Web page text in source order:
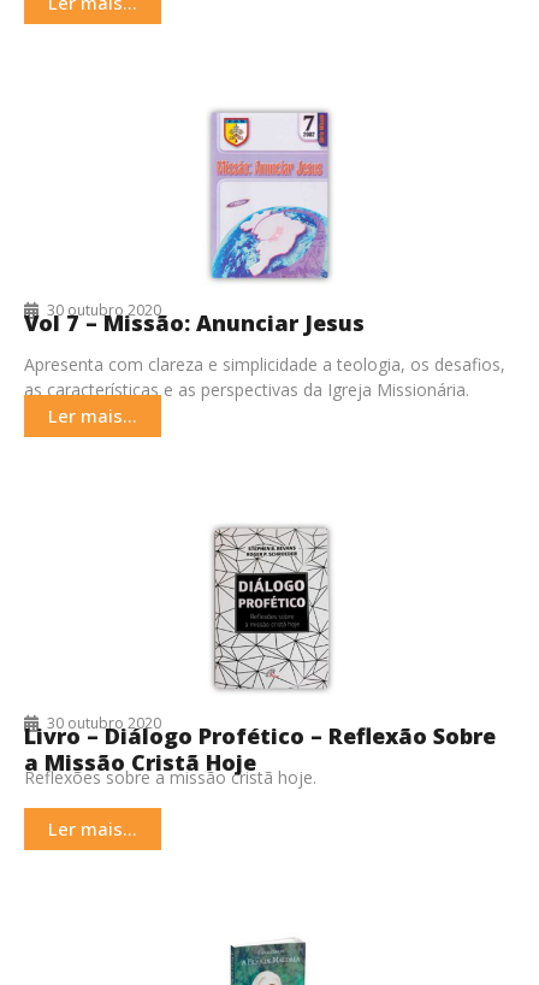
30 outubro 2020
Vol 7 – Missão: Anunciar Jesus
Apresenta com clareza e simplicidade a teologia, os desafios,
as características e as perspectivas da Igreja Missionária.
Ler mais...
30 outubro 2020
Livro – Diálogo Profético – Reflexão Sobre
a Missão Cristã Hoje
Reflexões sobre a missão cristã hoje.
Ler mais...